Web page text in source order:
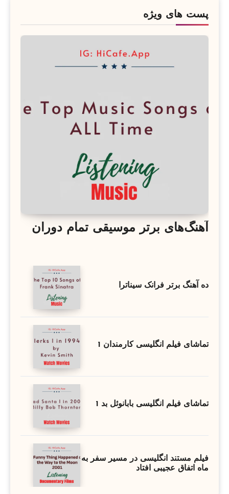
پست های ویژه
آهنگ‌های برتر موسیقی تمام دوران
ده آهنگ برتر فرانک سیناترا
تماشای فیلم انگلیسی کارمندان 1
تماشای فیلم انگلیسی بابانوئل بد 1
فیلم مستند انگلیسی در مسیر سفر به
ماه اتفاق عجیبی افتاد